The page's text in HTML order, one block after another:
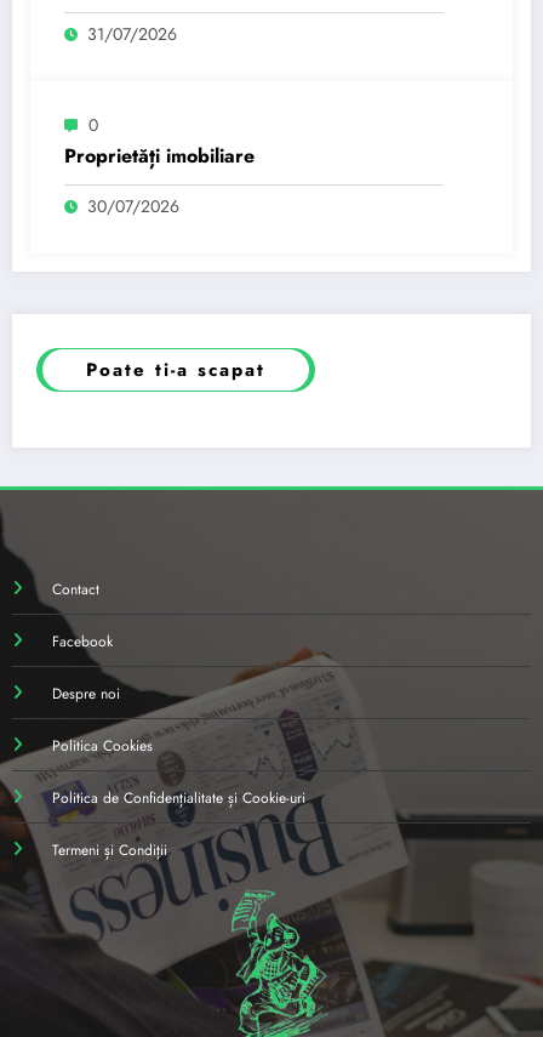
31/07/2026
0
Proprietăți imobiliare
30/07/2026
Poate ti-a scapat
Contact
Facebook
Despre noi
Politica Cookies
Politica de Confidențialitate și Cookie-uri
Termeni și Condiții